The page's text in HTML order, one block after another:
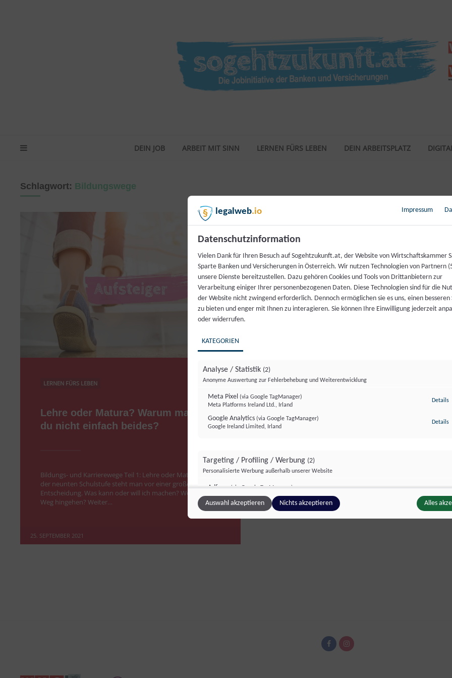
DEIN JOB ARBEIT MIT SINN LERNEN FÜRS LEBEN DEIN ARBEITSPLATZ
Schlagwort: Bildungswege
LERNEN FÜRS LEBEN
Lehre oder Matura? Warum machst
du nicht einfach beides?
Bildungs- und Karrierewege Teil 1: Lehre oder Matura Nach
der neunten Schulstufe steht man vor einer großen
Entscheidung. Was kann oder will ich machen? Wo soll mein
Weg hingehen? Weiter…
25. SEPTEMBER 2021
legalweb.io Impressum
Datenschutzinformation
Vielen Dank für Ihren Besuch auf Sogehtzukunft.at, der Website von Wirtschaftskammer
Sparte Banken und Versicherungen in Österreich. Wir nutzen Technologien von Partnern
unsere Dienste bereitzustellen. Dazu gehören Cookies und Tools von Drittanbietern zur
Verarbeitung einiger Ihrer personenbezogenen Daten. Diese Technologien sind für die
der Website nicht zwingend erforderlich. Dennoch ermöglichen sie es uns, einen besseren
zu bieten und enger mit Ihnen zu interagieren. Sie können Ihre Einwilligung jederzeit
oder widerrufen.
KATEGORIEN
Analyse / Statistik (2)
Anonyme Auswertung zur Fehlerbehebung und Weiterentwicklung
Meta Pixel (via Google TagManager)
Meta Platforms Ireland Ltd., Irland
Details
Google Analytics (via Google TagManager)
Google Ireland Limited, Irland
Details
Targeting / Profiling / Werbung (2)
Personalisierte Werbung außerhalb unserer Website
Adform(via Google TagManager)
Adform A/S, Dänemark
(via Google TagManager)
TikTok Technology Limited, Irland
Details
Auswahl akzeptieren Nichts akzeptieren Alles